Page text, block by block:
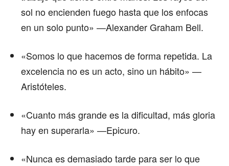
sol no encienden fuego hasta que los enfocas
en un solo punto» —Alexander Graham Bell.
«Somos lo que hacemos de forma repetida. La
excelencia no es un acto, sino un hábito» —
Aristóteles.
«Cuanto más grande es la dificultad, más gloria
hay en superarla» —Epicuro.
«Nunca es demasiado tarde para ser lo que